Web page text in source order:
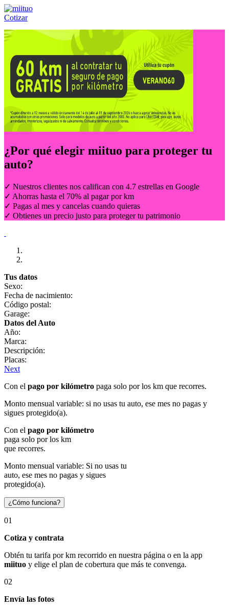
Cotizar
Llámanos al:(55) 84-21-05-00 ó
¿Por qué elegir miituo para proteger tu
auto?
✓ Nuestros clientes nos califican con 4.7 estrellas en Google
✓ Ahorras hasta el 70% al pagar por km
✓ Pagas al mes y cancelas cuando quieras
✓ Obtienes un precio justo para proteger tu patrimonio
Tus datos
Sexo:
Fecha de nacimiento:
Código postal:
Garage:
Datos del Auto
Año:
Marca:
Descripción:
Placas:
Next
Con el pago por kilómetro paga solo por los km que recorres.
Monto mensual variable: si no usas tu auto, ese mes no pagas y
sigues protegido(a).
Con el pago por kilómetro
paga solo por los km
que recorres.
Monto mensual variable: Si no usas tu
auto, ese mes no pagas y sigues
protegido(a).
¿Cómo funciona?
01
Cotiza y contrata
Obtén tu tarifa por km recorrido en nuestra página o en la app
miituo y elige el plan de cobertura que más te convenga.
02
Envía las fotos